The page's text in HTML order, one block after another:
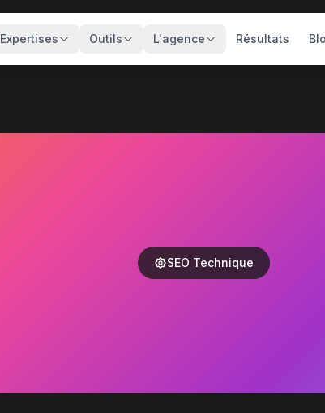
Expertises Outils L'agence Résultats
SEO Technique